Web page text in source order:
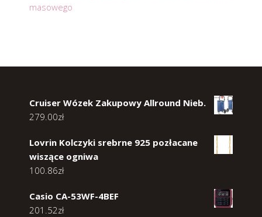
masowego
Cruiser Wózek Zakupowy Allround Nieb.
279.00zł
Lovrin Kolczyki srebrne 925 pozłacane
wiszące ogniwa
100.86zł
Casio CA-53WF-4BEF
201.52zł